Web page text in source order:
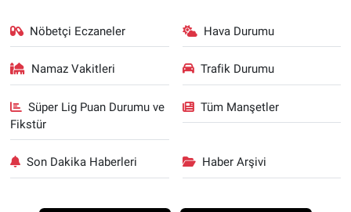
Nöbetçi Eczaneler Hava Durumu
Namaz Vakitleri Trafik Durumu
Süper Lig Puan Durumu ve
Fikstür
Tüm Manşetler
Son Dakika Haberleri Haber Arşivi